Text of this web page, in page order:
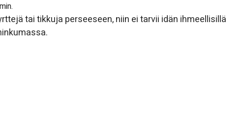
tai tikkuja perseeseen, niin ei tarvii idän ihmeellisillä